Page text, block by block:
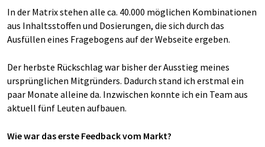
In der Matrix stehen alle ca. 40.000 möglichen Kombinationen
aus Inhaltsstoffen und Dosierungen, die sich durch das
Ausfüllen eines Fragebogens auf der Webseite ergeben.
Der herbste Rückschlag war bisher der Ausstieg meines
ursprünglichen Mitgründers. Dadurch stand ich erstmal ein
paar Monate alleine da. Inzwischen konnte ich ein Team aus
aktuell fünf Leuten aufbauen.
Wie war das erste Feedback vom Markt?